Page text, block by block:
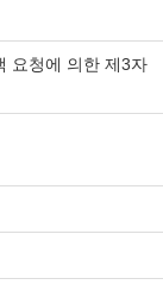
요청에 의한 제3자